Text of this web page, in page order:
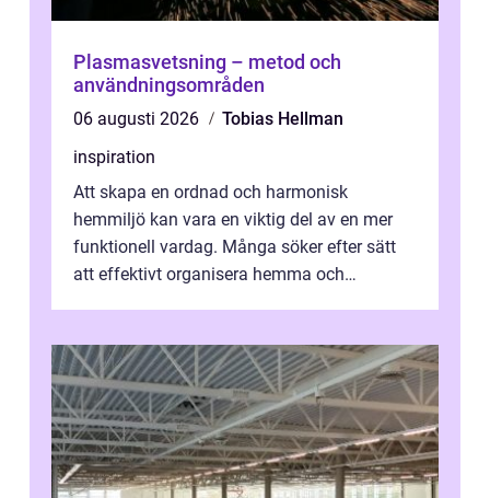
Plasmasvetsning – metod och
användningsområden
06 augusti 2026
Tobias Hellman
inspiration
Att skapa en ordnad och harmonisk
hemmiljö kan vara en viktig del av en mer
funktionell vardag. Många söker efter sätt
att effektivt organisera hemma och